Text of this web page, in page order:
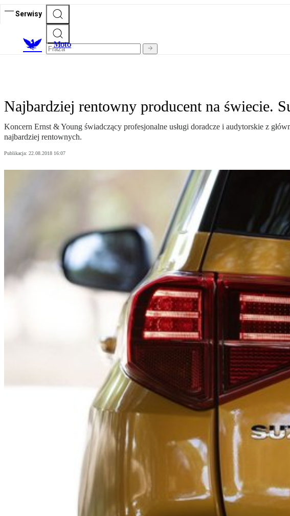
Serwisy
Moto
Najbardziej rentowny producent na świecie.
Koncern Ernst & Young świadczący profesjonalne usługi doradcze i audytorskie z
najbardziej rentownych.
Publikacja: 22.08.2018 16:07